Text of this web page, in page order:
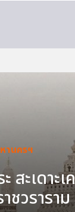
านครฯ
สะเดาะ
ชวราราม